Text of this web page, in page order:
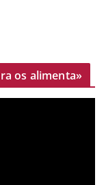
os alimenta»